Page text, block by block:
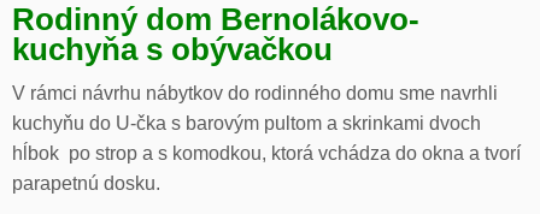
Rodinný dom Bernolákovo-
kuchyňa s obývačkou
V rámci návrhu nábytkov do rodinného domu sme navrhli
kuchyňu do U-čka s barovým pultom a skrinkami dvoch
hĺbok po strop a s komodkou, ktorá vchádza do okna a tvorí
parapetnú dosku.